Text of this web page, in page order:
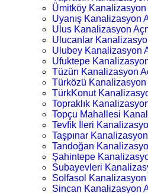
Ümitköy Kanalizasyon
Uyanış Kanalizasyon
Ulus Kanalizasyon
Ulucanlar
Ulubey Kanalizasyon
Ufuktepe
Tüzün Kanalizasyon
Türközü Kanalizasyon
TürkKonut
Topraklık
Topçu Mahallesi
Tevfik İleri
Taşpınar
Tandoğan
Şahintepe
Subayevleri
Solfasol Kanalizasyon
Sincan Kanalizasyon